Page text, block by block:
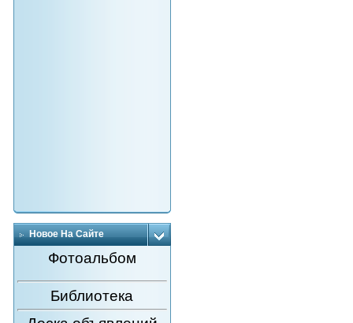
Новое На Сайте
Фотоальбом
Библиотека